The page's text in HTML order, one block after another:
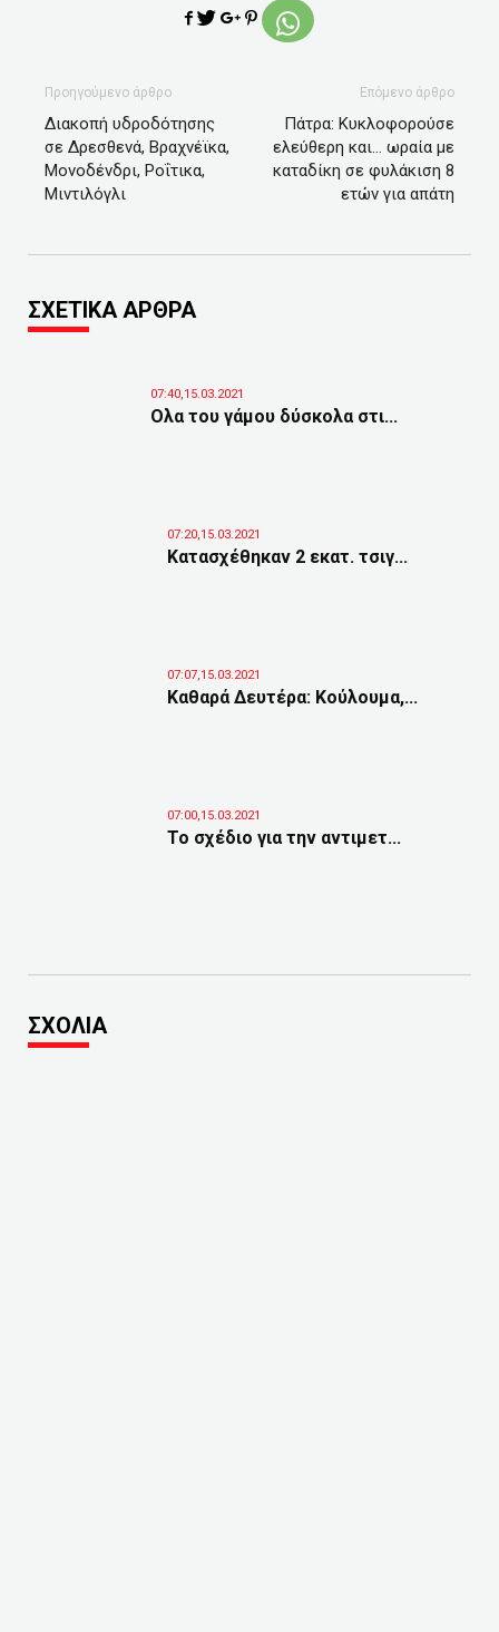
Προηγούμενο άρθρο
Διακοπή υδροδότησης
σε Δρεσθενά, Bραχνέϊκα,
Μονοδένδρι, Ροΐτικα,
Μιντιλόγλι
Επόμενο άρθρο
Πάτρα: Κυκλοφορούσε
ελεύθερη και… ωραία με
καταδίκη σε φυλάκιση 8
ετών για απάτη
ΣΧΕΤΙΚΑ ΑΡΘΡΑ
07:40,15.03.2021
Ολα του γάμου δύσκολα στι...
07:20,15.03.2021
Κατασχέθηκαν 2 εκατ. τσιγ...
07:07,15.03.2021
Καθαρά Δευτέρα: Κούλουμα,...
07:00,15.03.2021
Το σχέδιο για την αντιμετ...
ΣΧΟΛΙΑ